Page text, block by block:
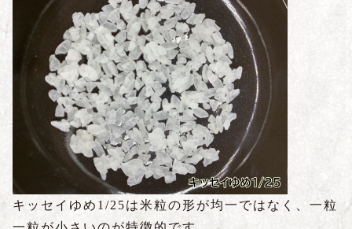
キッセイゆめ1/25は米粒の形が均一ではなく、一粒